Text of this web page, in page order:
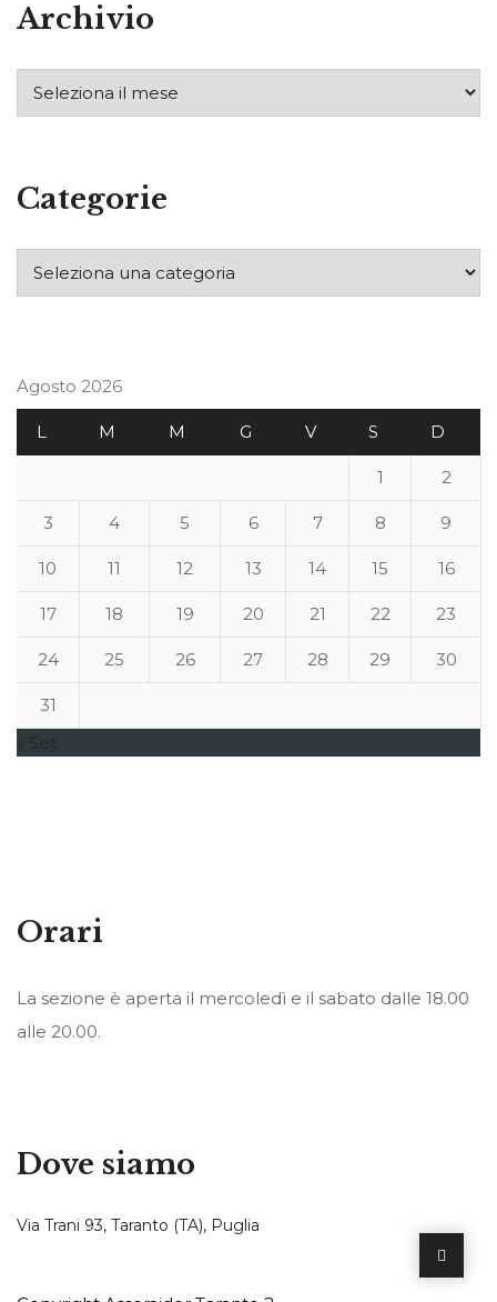
Archivio
Categorie
Agosto 2026
L M M G V S D
1 2
3 4 5 6 7 8 9
10 11 12 13 14 15 16
17 18 19 20 21 22 23
24 25 26 27 28 29 30
31
« Set
Orari
La sezione è aperta il mercoledì e il sabato dalle 18.00
alle 20.00.
Dove siamo
Via Trani 93, Taranto (TA), Puglia